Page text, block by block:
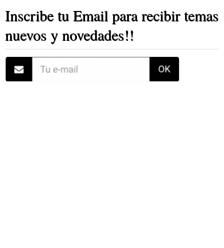
Inscribe tu Email para recibir temas
nuevos y novedades!!